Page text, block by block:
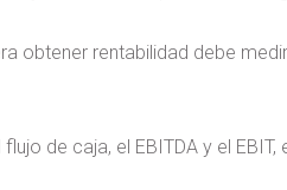
obtener rentabilidad debe
de caja, el EBITDA y el EBIT,